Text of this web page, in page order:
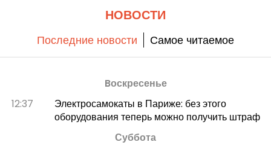
вечером, обещая несколько ярких моментов
на протяжении всего лета.
НОВОСТИ
Последние новости Самое читаемое
Bоскресенье
12:37
Электросамокаты в Париже: без этого
оборудования теперь можно получить штраф
Суббота